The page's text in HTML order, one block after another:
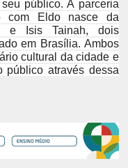
público. A parceria
Eldo nasce da
e Isis Tainah, dois
em Brasília. Ambos
cultural da cidade e
público através dessa